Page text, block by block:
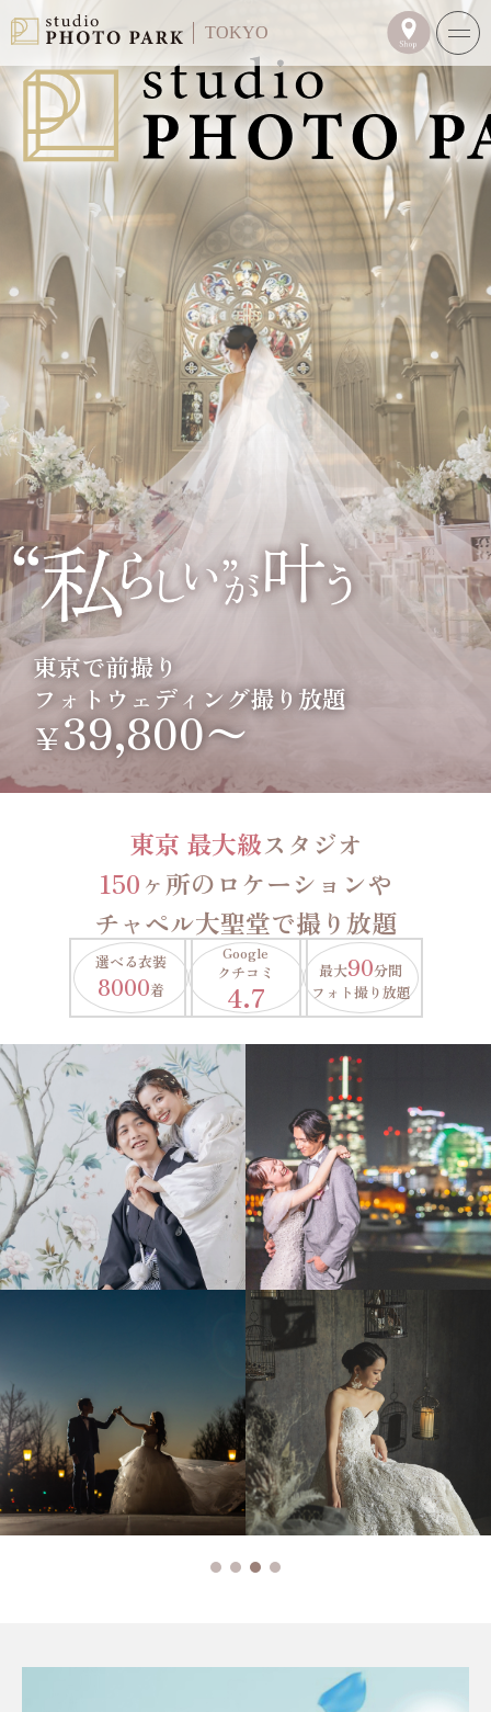
TOKYO
東京で前撮り
フォトウェディング撮り放題
￥39,800〜
東京 最大級スタジオ
150ヶ所のロケーションや
チャペル大聖堂で撮り放題
選べる衣装
8000着
Google
クチコミ
4.7
最大90分間
フォト撮り放題